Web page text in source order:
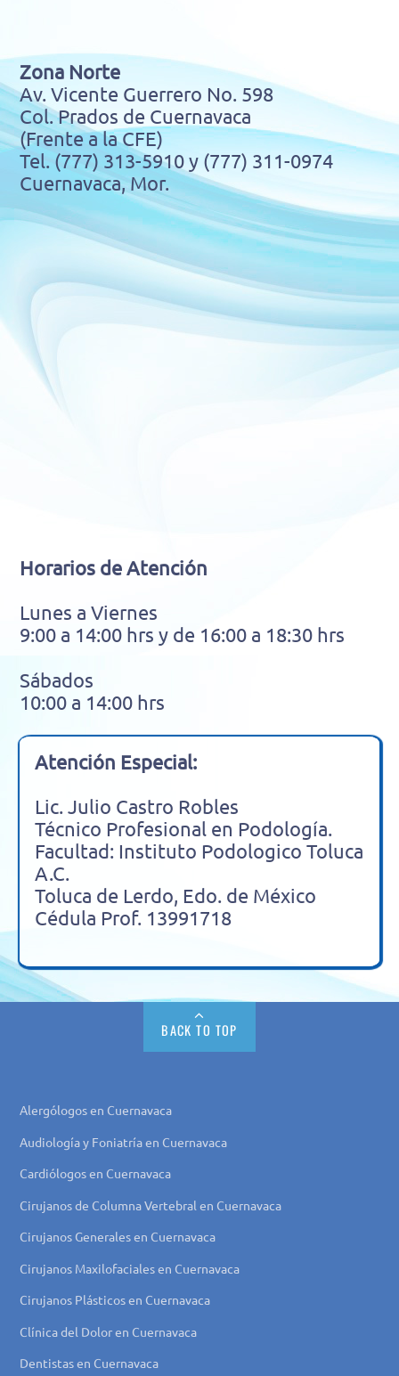
Zona Norte
Av. Vicente Guerrero No. 598
Col. Prados de Cuernavaca
(Frente a la CFE)
Tel. (777) 313-5910 y (777) 311-0974
Cuernavaca, Mor.
Horarios de Atención
Lunes a Viernes
9:00 a 14:00 hrs y de 16:00 a 18:30 hrs
Sábados
10:00 a 14:00 hrs
Atención Especial:
Lic. Julio Castro Robles
Técnico Profesional en Podología.
Facultad: Instituto Podologico Toluca
A.C.
Toluca de Lerdo, Edo. de México
Cédula Prof. 13991718
BACK TO TOP
Alergólogos en Cuernavaca
Audiología y Foniatría en Cuernavaca
Cardiólogos en Cuernavaca
Cirujanos de Columna Vertebral en Cuernavaca
Cirujanos Generales en Cuernavaca
Cirujanos Maxilofaciales en Cuernavaca
Cirujanos Plásticos en Cuernavaca
Clínica del Dolor en Cuernavaca
Dentistas en Cuernavaca